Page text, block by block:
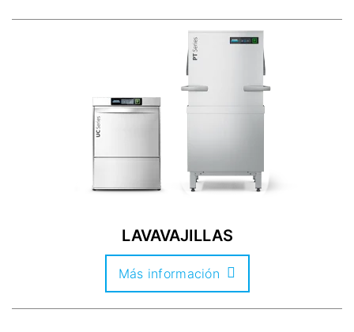
LAVAVAJILLAS
Más información